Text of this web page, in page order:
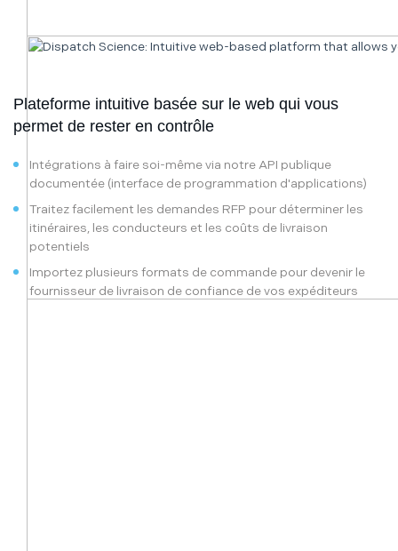
Plateforme intuitive basée sur le web qui vous
permet de rester en contrôle
Intégrations à faire soi-même via notre API publique
documentée (interface de programmation d'applications)
Traitez facilement les demandes RFP pour déterminer les
itinéraires, les conducteurs et les coûts de livraison
potentiels
Importez plusieurs formats de commande pour devenir le
fournisseur de livraison de confiance de vos expéditeurs